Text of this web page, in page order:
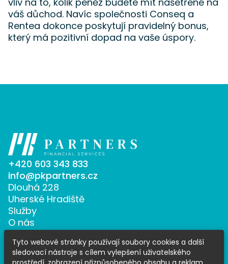
váš důchod. Navíc společnosti Conseq a
Rentea dokonce poskytují pravidelný bonus,
který má pozitivní dopad na vaše úspory.
+420 603 343 833
info@pkpartners.cz
Dlouhá 228
Uherské Hradiště
Služby
O nás
Kariéra
Kontakt
Tyto webové stránky používají soubory cookies a další
sledovací nástroje s cílem vylepšení uživatelského